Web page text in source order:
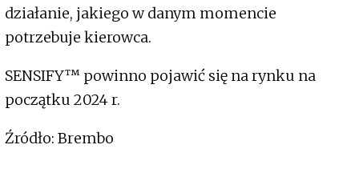
działanie, jakiego w danym momencie
potrzebuje kierowca.
SENSIFY™ powinno pojawić się na rynku na
początku 2024 r.
Źródło: Brembo